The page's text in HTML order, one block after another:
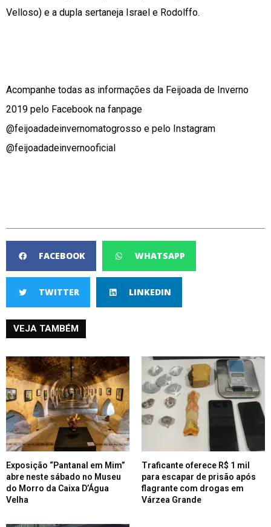
Velloso) e a dupla sertaneja Israel e Rodolffo.
Acompanhe todas as informações da Feijoada de Inverno
2019 pelo Facebook na fanpage
@feijoadadeinvernomatogrosso e pelo Instagram
@feijoadadeinvernooficial
FACEBOOK WHATSAPP
TWITTER LINKEDIN
VEJA TAMBÉM
Exposição “Pantanal em Mim”
abre neste sábado no Museu
do Morro da Caixa D’Água
Velha
Traficante oferece R$ 1 mil
para escapar de prisão após
flagrante com drogas em
Várzea Grande